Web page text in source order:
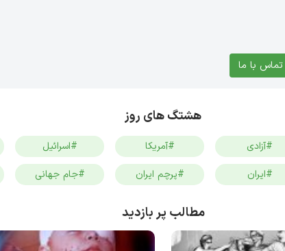
تماس با ما
هشتگ های روز
#آزادی #آمریکا #اسرائیل
#ایران #پرچم ایران #جام جهانی
مطالب پر بازدید